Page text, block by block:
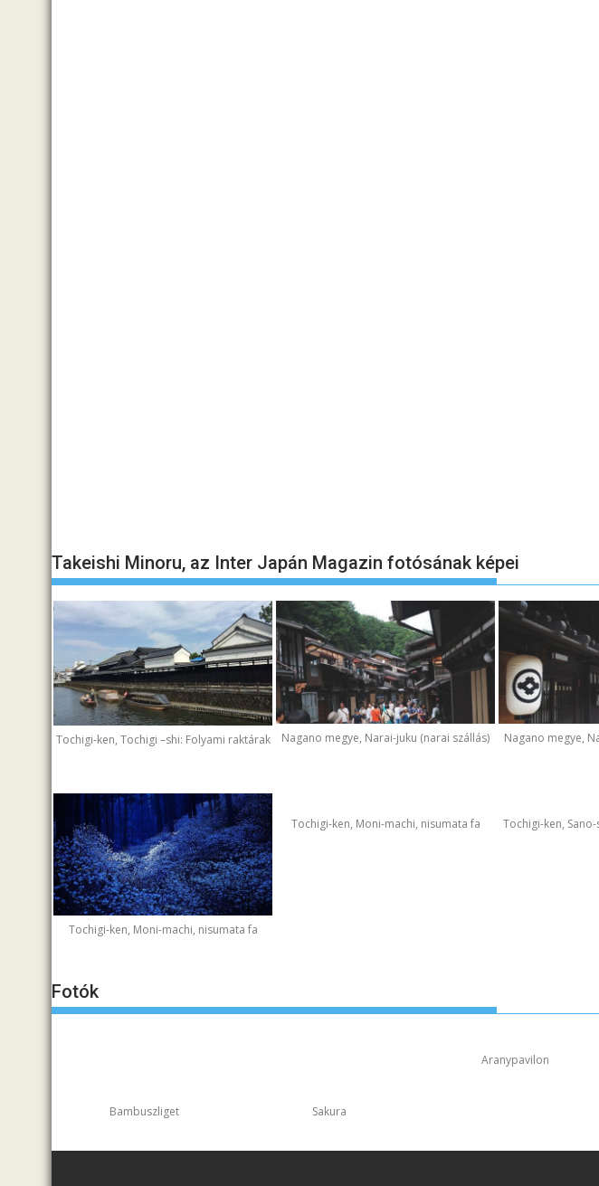
Takeishi Minoru, az Inter Japán Magazin fotósának képei
Tochigi-ken, Tochigi –shi: Folyami raktárak Nagano megye, Narai-juku (narai szállás) Nagano megye,
Tochigi-ken, Moni-machi, nisumata fa
Tochigi-ken, Moni-machi, nisumata fa Tochigi-ken,
Fotók
Aranypavilon
Bambuszliget Sakura